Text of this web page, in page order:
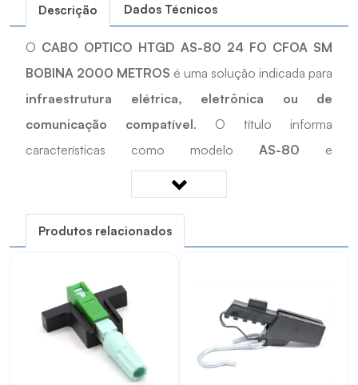
Descrição Dados Técnicos
O CABO OPTICO HTGD AS-80 24 FO CFOA SM
BOBINA 2000 METROS é uma solução indicada para
infraestrutura elétrica, eletrônica ou de
comunicação compatível. O título informa
características como modelo AS-80 e
comprimento/metragem2000 METROS
Desenvolvido para apoiarinstalações compatíveis,
manutenção e reposição técnica
prática para cadastros, reposições e projetos técnicos
que exigem compatibilidade com as características
informadas.
Quais os benefícios do CABO OPTICO HTGD AS-
80 24 FO CFOA SM BOBINA 2000 METROS?
Produtos relacionados